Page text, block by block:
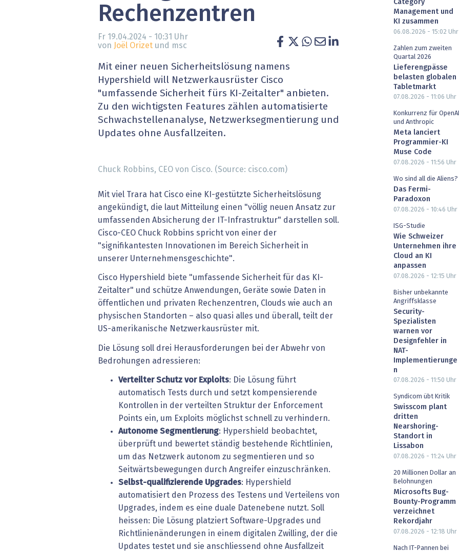
» alle News Gesundheit wird digital
EU-DSGVO
XaaS, Managed Services & Co.
Digital Banking
» alle Dossiers
Artificial Intelligence
Fintech & Insurtech
Professional AV & Digital Signage
Rechenzentren
Fr 19.04.2024 - 10:31 Uhr
von Joël Orizet und msc
Mit einer neuen Sicherheitslösung namens
Hypershield will Netzwerkausrüster Cisco
"umfassende Sicherheit fürs KI-Zeitalter" anbieten.
Zu den wichtigsten Features zählen automatisierte
Schwachstellenanalyse, Netzwerksegmentierung und
Updates ohne Ausfallzeiten.
Chuck Robbins, CEO von Cisco. (Source: cisco.com)
Mit viel Trara hat Cisco eine KI-gestützte Sicherheitslösung
angekündigt, die laut Mitteilung einen "völlig neuen Ansatz zur
umfassenden Absicherung der IT-Infrastruktur" darstellen soll.
Cisco-CEO Chuck Robbins spricht von einer der
"signifikantesten Innovationen im Bereich Sicherheit in
unserer Unternehmensgeschichte".
Cisco Hypershield biete "umfassende Sicherheit für das KI-
Zeitalter" und schütze Anwendungen, Geräte sowie Daten in
öffentlichen und privaten Rechenzentren, Clouds wie auch an
physischen Standorten – also quasi alles und überall, teilt der
US-amerikanische Netzwerkausrüster mit.
Die Lösung soll drei Herausforderungen bei der Abwehr von
Bedrohungen adressieren:
Verteilter Schutz vor Exploits: Die Lösung führt
automatisch Tests durch und setzt kompensierende
Kontrollen in der verteilten Struktur der Enforcement
Points ein, um Exploits möglichst schnell zu verhindern.
Autonome Segmentierung: Hypershield beobachtet,
überprüft und bewertet ständig bestehende Richtlinien,
um das Netzwerk autonom zu segmentieren und so
Seitwärtsbewegungen durch Angreifer einzuschränken.
Selbst-qualifizierende Upgrades: Hypershield
automatisiert den Prozess des Testens und Verteilens von
Upgrades, indem es eine duale Datenebene nutzt. Soll
heissen: Die Lösung platziert Software-Upgrades und
Richtlinienänderungen in einem digitalen Zwilling, der die
Updates testet und sie anschliessend ohne Ausfallzeit
Category
Management und
KI zusammen
06.08.2026 - 15:02 Uhr
Zahlen zum zweiten
Quartal 2026
Lieferengpässe
belasten globalen
Tabletmarkt
07.08.2026 - 11:06 Uhr
Konkurrenz für OpenAI
und Anthropic
Meta lanciert
Programmier-KI
Muse Code
07.08.2026 - 11:56 Uhr
Wo sind all die Aliens?
Das Fermi-
Paradoxon
07.08.2026 - 10:46 Uhr
ISG-Studie
Wie Schweizer
Unternehmen ihre
Cloud an KI
anpassen
07.08.2026 - 12:15 Uhr
Bisher unbekannte
Angriffsklasse
Security-
Spezialisten
warnen vor
Designfehler in
NAT-
Implementierunge
n
07.08.2026 - 11:50 Uhr
Syndicom übt Kritik
Swisscom plant
dritten
Nearshoring-
Standort in
Lissabon
07.08.2026 - 11:24 Uhr
20 Millionen Dollar an
Belohnungen
Microsofts Bug-
Bounty-Programm
verzeichnet
Rekordjahr
07.08.2026 - 12:18 Uhr
Nach IT-Pannen bei